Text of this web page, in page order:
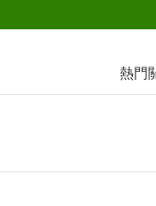
熱門